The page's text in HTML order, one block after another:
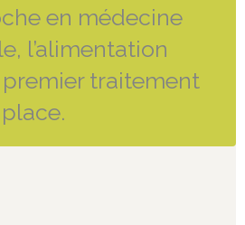
en médecine
l’alimentation
premier traitement